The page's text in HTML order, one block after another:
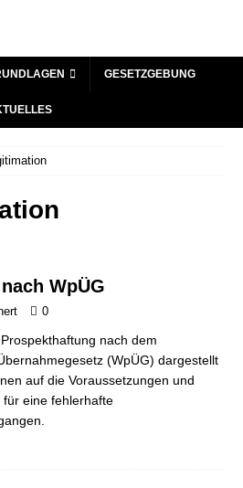
GESETZGEBUNG
WpÜG
0
nach dem
(WpÜG) dargestellt
auf die Voraussetzungen und
eine fehlerhafte